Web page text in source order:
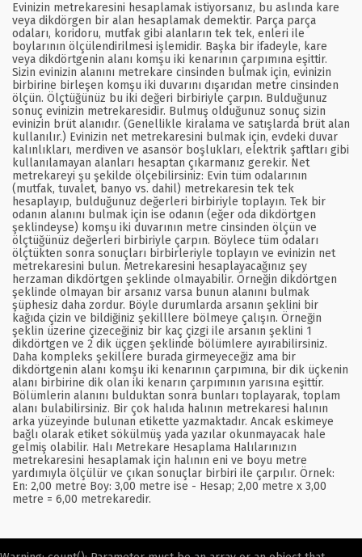
Evinizin metrekaresini hesaplamak istiyorsanız, bu aslında kare
veya dikdörgen bir alan hesaplamak demektir. Parça parça
odaları, koridoru, mutfak gibi alanların tek tek, enleri ile
boylarının ölçülendirilmesi işlemidir. Başka bir ifadeyle, kare
veya dikdörtgenin alanı komşu iki kenarının çarpımına eşittir.
Sizin evinizin alanını metrekare cinsinden bulmak için, evinizin
birbirine birleşen komşu iki duvarını dışarıdan metre cinsinden
ölçün. Ölçtüğünüz bu iki değeri birbiriyle çarpın. Bulduğunuz
sonuç evinizin metrekaresidir. Bulmuş olduğunuz sonuç sizin
evinizin brüt alanıdır. (Genellikle kiralama ve satışlarda brüt alan
kullanılır.) Evinizin net metrekaresini bulmak için, evdeki duvar
kalınlıkları, merdiven ve asansör boşlukları, elektrik şaftları gibi
kullanılamayan alanları hesaptan çıkarmanız gerekir. Net
metrekareyi şu şekilde ölçebilirsiniz: Evin tüm odalarının
(mutfak, tuvalet, banyo vs. dahil) metrekaresin tek tek
hesaplayıp, bulduğunuz değerleri birbiriyle toplayın. Tek bir
odanın alanını bulmak için ise odanın (eğer oda dikdörtgen
şeklindeyse) komşu iki duvarının metre cinsinden ölçün ve
ölçtüğünüz değerleri birbiriyle çarpın. Böylece tüm odaları
ölçtükten sonra sonuçları birbirleriyle toplayın ve evinizin net
metrekaresini bulun. Metrekaresini hesaplayacağınız şey
herzaman dikdörtgen şeklinde olmayabilir. Örneğin dikdörtgen
şeklinde olmayan bir arsanız varsa bunun alanını bulmak
şüphesiz daha zordur. Böyle durumlarda arsanın şeklini bir
kağıda çizin ve bildiğiniz şekilllere bölmeye çalışın. Örneğin
şeklin üzerine çizeceğiniz bir kaç çizgi ile arsanın şeklini 1
dikdörtgen ve 2 dik üçgen şeklinde bölümlere ayırabilirsiniz.
Daha kompleks şekillere burada girmeyeceğiz ama bir
dikdörtgenin alanı komşu iki kenarının çarpımına, bir dik üçkenin
alanı birbirine dik olan iki kenarın çarpımının yarısına eşittir.
Bölümlerin alanını bulduktan sonra bunları toplayarak, toplam
alanı bulabilirsiniz. Bir çok halıda halının metrekaresi halının
arka yüzeyinde bulunan etikette yazmaktadır. Ancak eskimeye
bağlı olarak etiket sökülmüş yada yazılar okunmayacak hale
gelmiş olabilir. Halı Metrekare Hesaplama Halılarınızın
metrekaresini hesaplamak için halının eni ve boyu metre
yardımıyla ölçülür ve çıkan sonuçlar birbiri ile çarpılır. Örnek:
En: 2,00 metre Boy: 3,00 metre ise - Hesap; 2,00 metre x 3,00
metre = 6,00 metrekaredir.